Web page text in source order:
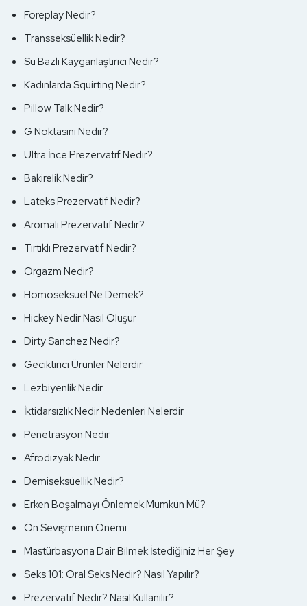
Foreplay Nedir?
Transseksüellik Nedir?
Su Bazlı Kayganlaştırıcı Nedir?
Kadınlarda Squirting Nedir?
Pillow Talk Nedir?
G Noktasını Nedir?
Ultra İnce Prezervatif Nedir?
Bakirelik Nedir?
Lateks Prezervatif Nedir?
Aromalı Prezervatif Nedir?
Tırtıklı Prezervatif Nedir?
Orgazm Nedir?
Homoseksüel Ne Demek?
Hickey Nedir Nasıl Oluşur
Dirty Sanchez Nedir?
Geciktirici Ürünler Nelerdir
Lezbiyenlik Nedir
İktidarsızlık Nedir Nedenleri Nelerdir
Penetrasyon Nedir
Afrodizyak Nedir
Demiseksüellik Nedir?
Erken Boşalmayı Önlemek Mümkün Mü?
Ön Sevişmenin Önemi
Mastürbasyona Dair Bilmek İstediğiniz Her Şey
Seks 101: Oral Seks Nedir? Nasıl Yapılır?
Prezervatif Nedir? Nasıl Kullanılır?